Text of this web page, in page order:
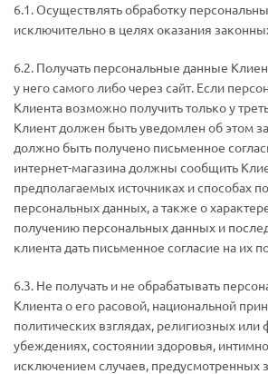
6.1. Осуществлять обработку
исключительно в целях оказания
6.2. Получать персональные данные
у него самого либо через сайт. Если
Клиента возможно получить только у
Клиент должен быть уведомлен об этом
должно быть получено письменное
интернет-магазина должны сообщить
предполагаемых источниках и способах
персональных данных, а также о
получению персональных данных и
клиента дать письменное согласие на их
6.3. Не получать и не обрабатывать
Клиента о его расовой, национальной
политических взглядах, религиозных
убеждениях, состоянии здоровья,
исключением случаев, предусмотренных